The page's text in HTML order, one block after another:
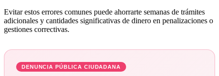
Evitar estos errores comunes puede ahorrarte semanas de trámites
adicionales y cantidades significativas de dinero en penalizaciones o
gestiones correctivas.
DENUNCIA PÚBLICA CIUDADANA